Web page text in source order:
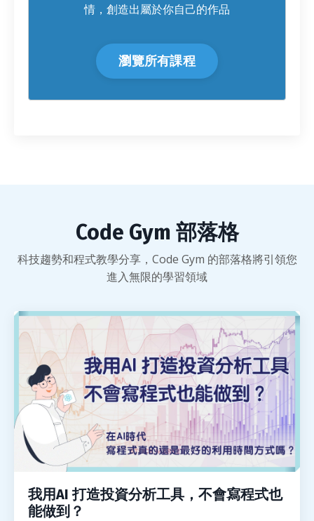
情，創造出屬於你自己的作品
瀏覽所有課程
Code Gym 部落格
科技趨勢和程式教學分享，Code Gym 的部落格將引領您
進入無限的學習領域
我用AI 打造投資分析工具，不會寫程式也
能做到？